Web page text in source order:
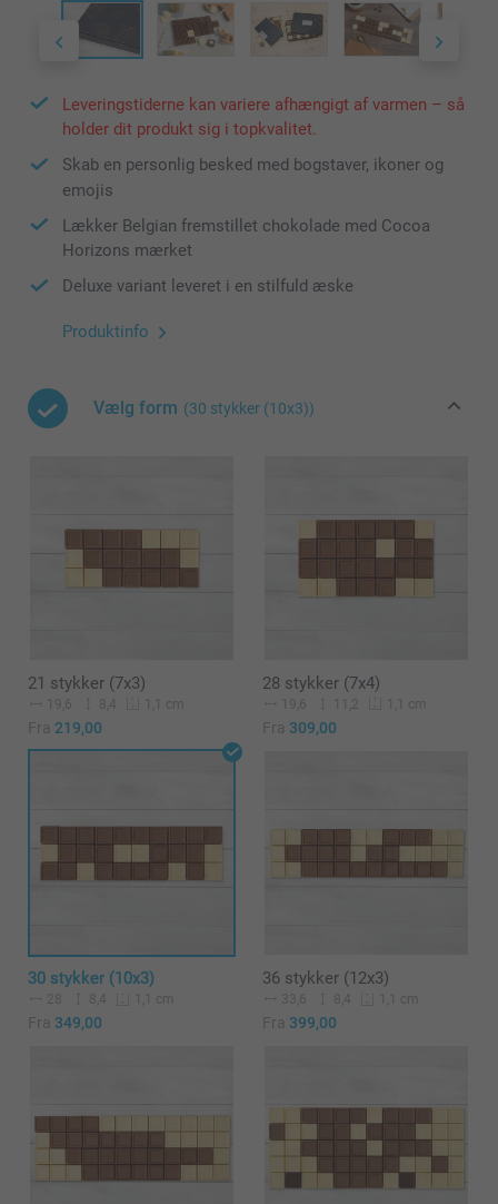
Leveringstiderne kan variere afhængigt af varmen – så
holder dit produkt sig i topkvalitet.
Skab en personlig besked med bogstaver, ikoner og
emojis
Lækker Belgian fremstillet chokolade med Cocoa
Horizons mærket
Deluxe variant leveret i en stilfuld æske
Produktinfo
Vælg form (30 stykker (10x3))
21 stykker (7x3)
19,6 8,4 1,1 cm
Fra 219,00
28 stykker (7x4)
19,6 11,2 1,1 cm
Fra 309,00
30 stykker (10x3)
28 8,4 1,1 cm
Fra 349,00
36 stykker (12x3)
33,6 8,4 1,1 cm
Fra 399,00